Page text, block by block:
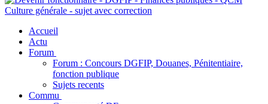
Accueil
Actu
Forum
Forum : Concours DGFIP, Douanes, Pénitentiaire,
fonction publique
Sujets recents
Commu